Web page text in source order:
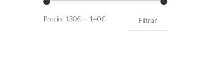
Precio
Precio
Filtrar
Precio: 130€ — 140€